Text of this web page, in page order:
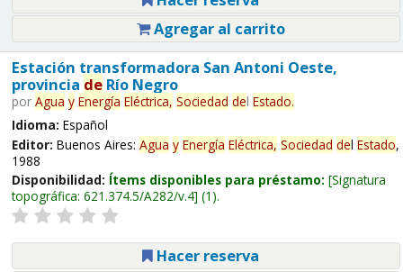
Agregar al carrito
Estación transformadora San Antoni Oeste,
provincia deRío Negro
por Agua y Energía Eléctrica, Sociedad del Estado.
Idioma: Español
Editor: Buenos Aires: Agua y Energía Eléctrica, Sociedad del Estado,
1988
Disponibilidad: Ítems disponibles para préstamo: Signatura
topográfica: 621.374.5/A282/v.4 (1).
Hacer reserva